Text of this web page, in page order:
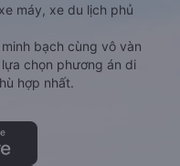
máy, xe du lịch phủ
bạch cùng vô vàn
chọn phương án di
hợp nhất.